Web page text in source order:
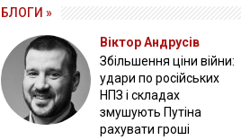
БЛОГИ »
Віктор Андрусів
Збільшення ціни війни:
удари по російських
НПЗ і складах
змушують Путіна
рахувати гроші